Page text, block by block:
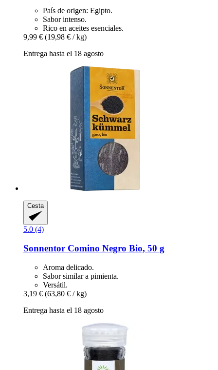
País de origen: Egipto.
Sabor intenso.
Rico en aceites esenciales.
9,99 € (19,98 € / kg)
Entrega hasta el 18 agosto
Cesta
5.0 (4)
Sonnentor Comino Negro Bio, 50 g
Aroma delicado.
Sabor similar a pimienta.
Versátil.
3,19 € (63,80 € / kg)
Entrega hasta el 18 agosto